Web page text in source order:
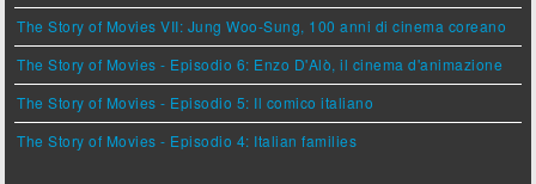
The Story of Movies VII: Jung Woo-Sung, 100 anni di cinema coreano
The Story of Movies - Episodio 6: Enzo D'Alò, il cinema d'animazione
The Story of Movies - Episodio 5: Il comico italiano
The Story of Movies - Episodio 4: Italian families